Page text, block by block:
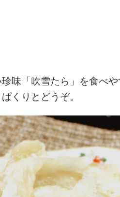
味「吹雪たら」を食べや
くりとどうぞ。